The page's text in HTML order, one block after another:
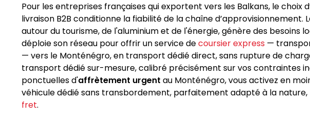
Pour les entreprises françaises qui exportent vers les Balkans, le choix
livraison B2B conditionne la fiabilité de la chaîne d’approvisionnement.
autour du tourisme, de l'aluminium et de l'énergie, génère des besoins
déploie son réseau pour offrir un service decoursier express —
— vers le Monténégro, en transport dédié direct, sans rupture de
transport dédié sur-mesure, calibré précisément sur vos contraintes
ponctuelles d'affrètement urgent au Monténégro, vous activez en
véhicule dédié sans transbordement, parfaitement adapté à la
fret.